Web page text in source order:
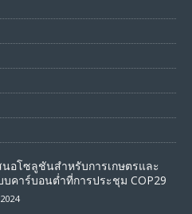
นอโซลูชันสำหรับการเกษตรและ
บคาร์บอนต่ำที่การประชุม COP29